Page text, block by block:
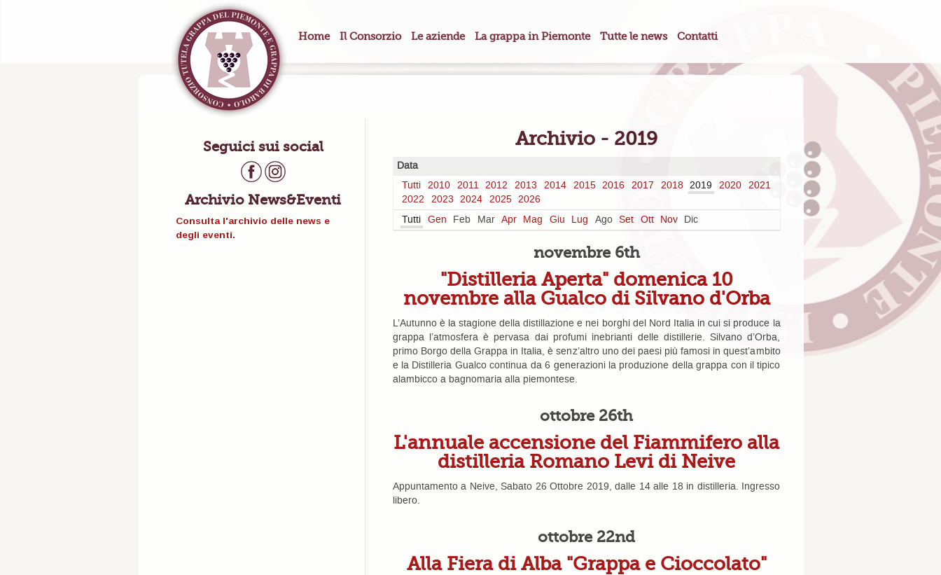
Home Il Consorzio Le aziende La grappa in Piemonte Tutte le news Contatti
Seguici sui social
Archivio News&Eventi
Consulta l'archivio delle news e
degli eventi.
Archivio - 2019
Data
Tutti
2010 2011 2012 2013 2014 2015 2016 2017 2018 2019 2020
2021
2022
2023 2024 2025 2026
Tutti
Gen Feb Mar Apr Mag Giu Lug Ago Set Ott Nov Dic
novembre 6th
"Distilleria Aperta" domenica 10
novembre alla Gualco di Silvano d'Orba
L’Autunno è la stagione della distillazione e nei borghi del Nord Italia in cui si produce la
grappa l’atmosfera è pervasa dai profumi inebrianti delle distillerie. Silvano d’Orba,
primo Borgo della Grappa in Italia, è senz’altro uno dei paesi più famosi in quest’ambito
e la Distilleria Gualco continua da 6 generazioni la produzione della grappa con il tipico
alambicco a bagnomaria alla piemontese.
ottobre 26th
L'annuale accensione del Fiammifero alla
distilleria Romano Levi di Neive
Appuntamento a Neive, Sabato 26 Ottobre 2019, dalle 14 alle 18 in distilleria. Ingresso
libero.
ottobre 22nd
Alla Fiera di Alba "Grappa e Cioccolato"